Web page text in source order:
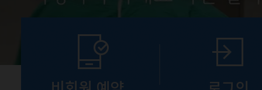
유튜브